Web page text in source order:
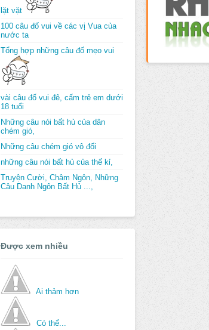
lặt vặt
100 câu đố vui về các vị Vua của
nước ta
Tổng hợp những câu đố mẹo vui
vài câu đố vui đê, cấm trẻ em dưới
18 tuổi
Những câu nói bất hủ của dân
chém gió,
Những câu chém gió vô đối
những câu nói bất hủ của thế kỉ,
Truyện Cười, Châm Ngôn, Những
Câu Danh Ngôn Bất Hủ ...,
Được xem nhiều
Ai thảm hơn
Có thể...